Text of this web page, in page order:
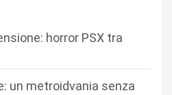
horror PSX tra
un metroidvania senza